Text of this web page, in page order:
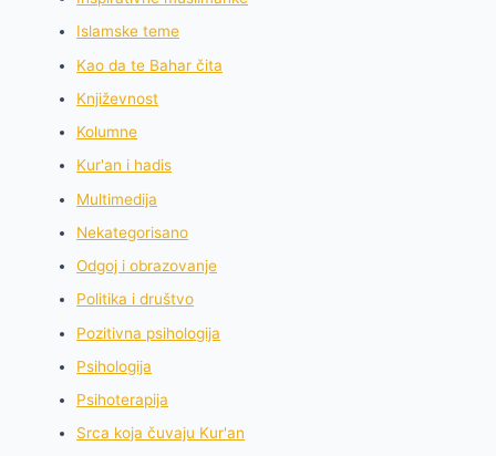
Islamske teme
Kao da te Bahar čita
Književnost
Kolumne
Kur'an i hadis
Multimedija
Nekategorisano
Odgoj i obrazovanje
Politika i društvo
Pozitivna psihologija
Psihologija
Psihoterapija
Srca koja čuvaju Kur'an